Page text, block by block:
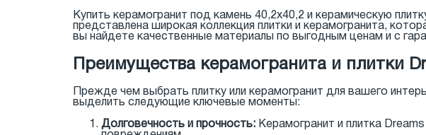
Купить керамогранит под камень 40,2x40,2 и керамическую
представлена широкая коллекция плитки и керамогранита,
вы найдете качественные материалы по выгодным ценам и с
Преимущества керамогранита и плитки
Прежде чем выбрать плитку или керамогранит для вашего
выделить следующие ключевые моменты:
Долговечность и прочность: Керамогранит и плитка